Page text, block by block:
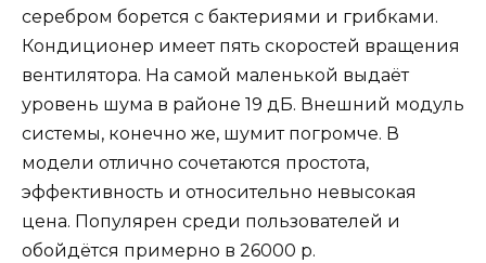
серебром борется с бактериями и грибками.
Кондиционер имеет пять скоростей вращения
вентилятора. На самой маленькой выдаёт
уровень шума в районе 19 дБ. Внешний модуль
системы, конечно же, шумит погромче. В
модели отлично сочетаются простота,
эффективность и относительно невысокая
цена. Популярен среди пользователей и
обойдётся примерно в 26000 р.